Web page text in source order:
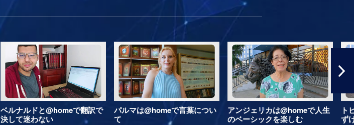
ベルナルドと@homeで翻訳で
決して迷わない
パルマは@homeで言葉につい
て
アンジェリカは@homeで人生
のベーシックを楽しむ
ト
ず